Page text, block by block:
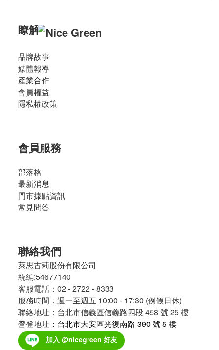
瞭解
品牌故事
媒體報導
產業合作
會員權益
隱私權政策
會員服務
部落格
最新消息
門市據點資訊
常見問答
聯絡我們
萊思古莉股份有限公司
統編:54677140
客服電話：02 - 2722 - 8333
服務時間：週一至週五 10:00 - 17:30 (例假日休)
聯絡地址：台北市信義區信義路四段 458 號 25 樓
營登地址 ：台北市大安區光復南路 390 號 5 樓
加入 @nicegreen 好友